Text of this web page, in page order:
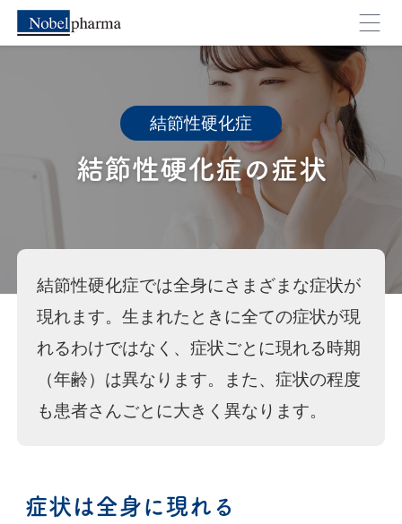
外部のページへ移動します。よろしいですか？
キャンセル OK
結節性硬化症
結節性硬化症の症状
結節性硬化症では全身にさまざまな症状が
現れます。生まれたときに全ての症状が現
れるわけではなく、症状ごとに現れる時期
（年齢）は異なります。また、症状の程度
も患者さんごとに大きく異なります。
症状は全身に現れる